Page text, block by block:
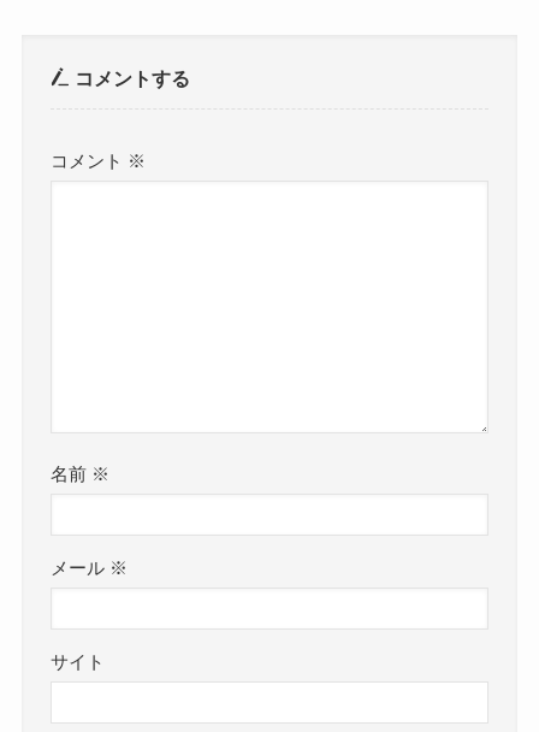
コメントする
コメント ※
名前 ※
メール ※
サイト